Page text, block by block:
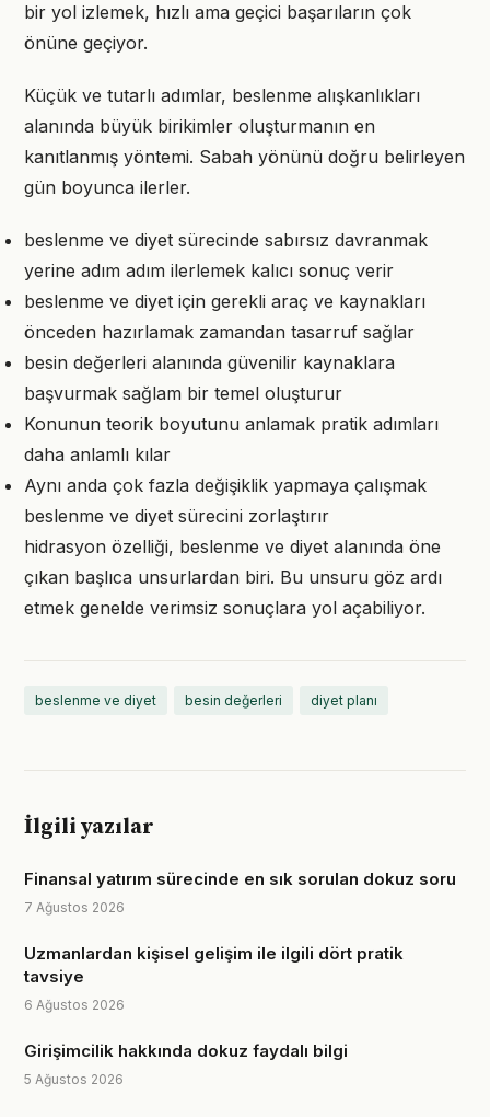
bir yol izlemek, hızlı ama geçici başarıların çok
önüne geçiyor.
Küçük ve tutarlı adımlar, beslenme alışkanlıkları
alanında büyük birikimler oluşturmanın en
kanıtlanmış yöntemi. Sabah yönünü doğru belirleyen
gün boyunca ilerler.
beslenme ve diyet sürecinde sabırsız davranmak
yerine adım adım ilerlemek kalıcı sonuç verir
beslenme ve diyet için gerekli araç ve kaynakları
önceden hazırlamak zamandan tasarruf sağlar
besin değerleri alanında güvenilir kaynaklara
başvurmak sağlam bir temel oluşturur
Konunun teorik boyutunu anlamak pratik adımları
daha anlamlı kılar
Aynı anda çok fazla değişiklik yapmaya çalışmak
beslenme ve diyet sürecini zorlaştırır
hidrasyon özelliği, beslenme ve diyet alanında öne
çıkan başlıca unsurlardan biri. Bu unsuru göz ardı
etmek genelde verimsiz sonuçlara yol açabiliyor.
beslenme ve diyet besin değerleri diyet planı
İlgili yazılar
Finansal yatırım sürecinde en sık sorulan dokuz soru
7 Ağustos 2026
Uzmanlardan kişisel gelişim ile ilgili dört pratik
tavsiye
6 Ağustos 2026
Girişimcilik hakkında dokuz faydalı bilgi
5 Ağustos 2026